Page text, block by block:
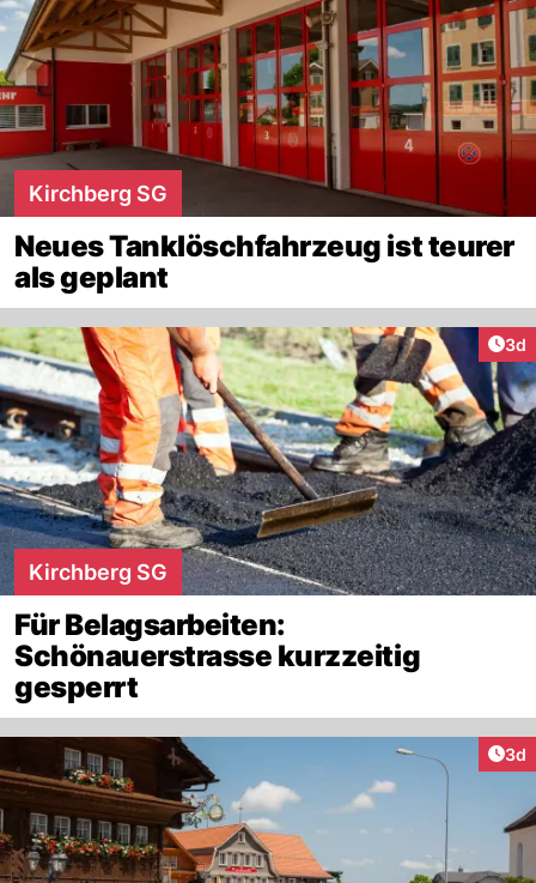
Kirchberg SG
Neues Tanklöschfahrzeug ist teurer
als geplant
3d
Kirchberg SG
Für Belagsarbeiten:
Schönauerstrasse kurzzeitig
gesperrt
3d